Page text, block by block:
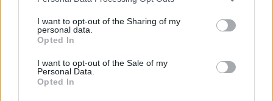
I want to opt-out of the Sharing of my
personal data.
Opted In
I want to opt-out of the Sale of my
Personal Data.
Opted In
Prima sport - co nabídne v prvním